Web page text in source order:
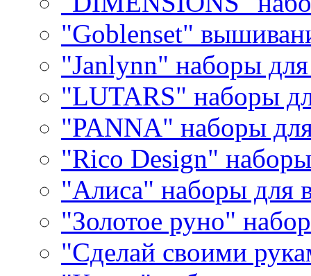
"Goblenset"
"Janlynn" наборы
"LUTARS" наборы
"PANNA" наборы
"Rico Design"
"Алиса" наборы для
"Золотое руно"
"Сделай своими